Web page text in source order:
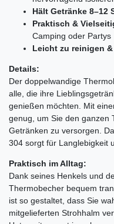
Hält Getränke 8–12
Praktisch &
Camping oder Partys
Leicht zu reinigen
Details:
Der doppelwandige
alle, die ihre
genießen möchten. Mit
genug, um Sie den ganzen
Getränken zu versorgen.
304 sorgt für Langlebigkeit
Praktisch im Alltag:
Dank seines Henkels und
Thermobecher bequem
ist so gestaltet, dass Sie
mitgelieferten Strohhalm